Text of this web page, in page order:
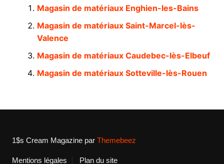
Magasin de matériaux Enghien-les-Bains
Magasin de matériaux Saint-Marcel-lès-
Valence
Magasin de matériaux Caudebec-lès-Elbeuf
Magasin de matériaux Sotteville-lès-Rouen
1$s Cream Magazinepar Themebeez
Mentions légales Plan du site